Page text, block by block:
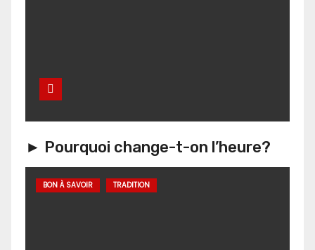
► Pourquoi change-t-on l’heure?
BON À SAVOIR TRADITION